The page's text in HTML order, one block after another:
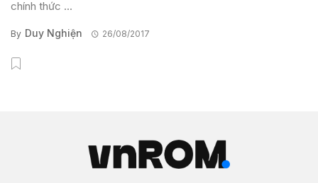
chính thức ...
By Duy Nghiện 26/08/2017